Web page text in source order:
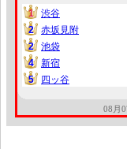
1
1
渋谷
2
2
赤坂見附
2
2
池袋
4
4
新宿
5
5 四ッ谷
08月